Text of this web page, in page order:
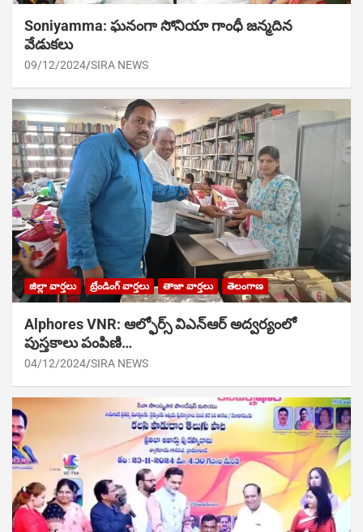
Soniyamma: ఘ‌నంగా సోనియా గాంధీ జ‌న్మ‌దిన
వేడుక‌లు
09/12/2024 SIRA NEWS
జిల్లా వార్తలు ట్రేండింగ్ వార్తలు తాజా వార్తలు తెలంగాణ
Alphores VNR: ఆల్ఫోర్స్ విఎన్ఆర్ అద్వర్యంలో
పుస్తకాలు పంపిణి…
04/12/2024 SIRA NEWS